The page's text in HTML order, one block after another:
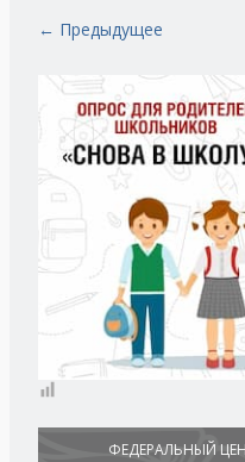
← Предыдущее
ФЕДЕРАЛЬНЫЙ